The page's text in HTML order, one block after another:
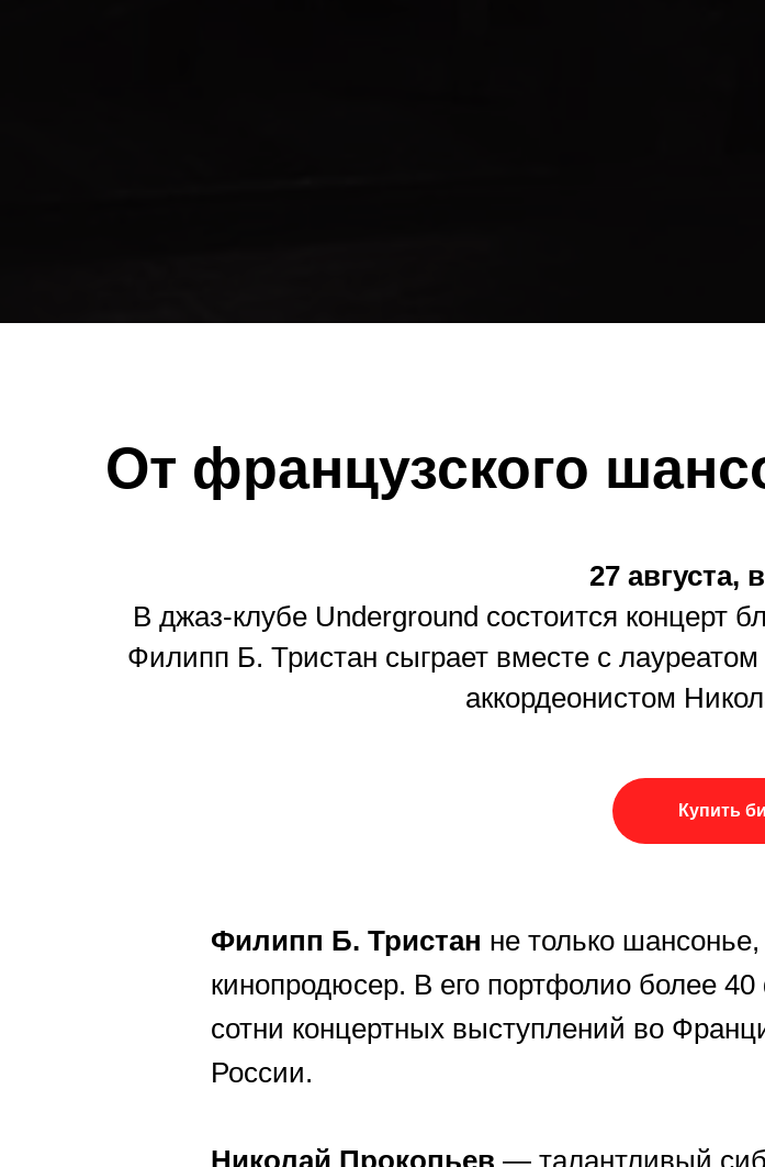
От французского
27 августа,
В джаз-клубе Underground состоится концерт
Филипп Б. Тристан сыграет вместе с
аккордеонистом
Купить
Филипп Б. Тристан не только
кинопродюсер. В его портфолио более
сотни концертных выступлений во
России.